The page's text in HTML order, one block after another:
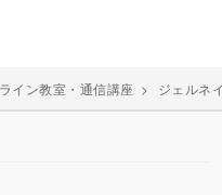
イン教室・通信講座 > ジェルネ